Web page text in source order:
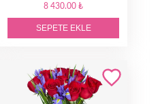
8 430.00 ₺
SEPETE EKLE